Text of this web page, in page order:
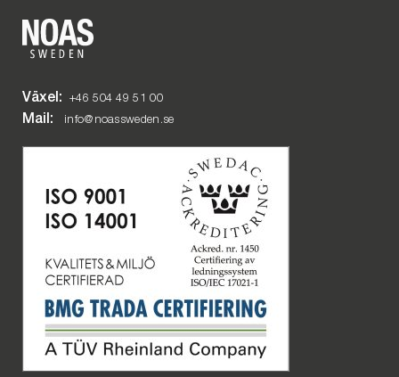
Växel: +46 504 49 51 00
Mail: info@noassweden.se